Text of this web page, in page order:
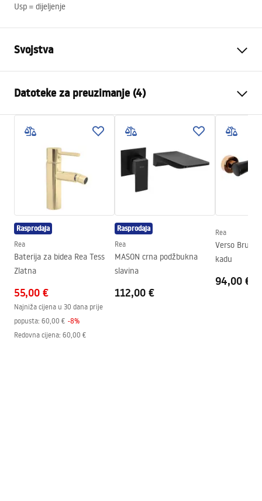
Usp = dijeljenje
Svojstva
Način montaže
Zidna, Ugradbena
Boja
Crn
Vrsta izljevne cijevi
Fiksna
Mjed
Doseg izljeva
165
100
Tehnologija premazivanja
Promjer priključka
1/2 cola
Datoteke za preuzimanje (4)
Montažne upute
Faucet.pdf
manual
Jamstveni uvjeti
Warranty_Terms_and_Conditions_Faucets_-_5.pdf
Mason manual
Mason_Manual.pdf
Rasprodaja
Rea
Baterija za bidea Rea Tess
Zlatna
55,00 €
Najniža cijena u 30 dana prije
popusta: 60,00 € -8%
Redovna cijena: 60,00 €
Rasprodaja
Rea
MASON crna podžbukna
slavina
112,00 €
Rea
Verso Brush Gold slavina za
kadu
94,00 €